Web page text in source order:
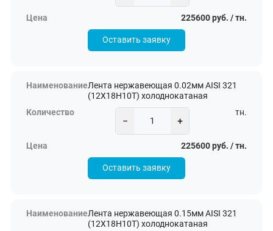
225600 руб. / тн.
Оставить заявку
Лента нержавеющая 0.02мм AISI 321
(12Х18Н10Т) холоднокатаная
− +
тн.
225600 руб. / тн.
Оставить заявку
Лента нержавеющая 0.15мм AISI 321
(12Х18Н10Т) холоднокатаная